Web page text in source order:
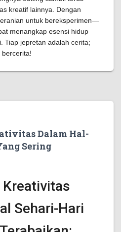
kreatif lainnya. Dengan
untuk bereksperimen—
menangkap esensi hidup
Tiap jepretan adalah cerita;
bercerita!
Dalam Hal-
Sering
Sehari-Hari